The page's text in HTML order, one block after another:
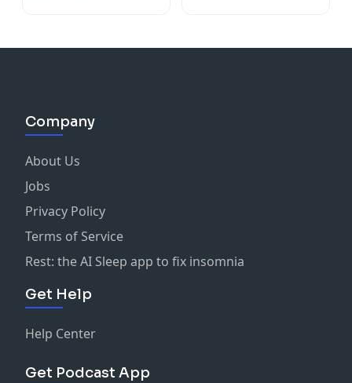
Company
About Us
Jobs
Privacy Policy
Terms of Service
Rest: the AI Sleep app to fix insomnia
Get Help
Help Center
Get Podcast App